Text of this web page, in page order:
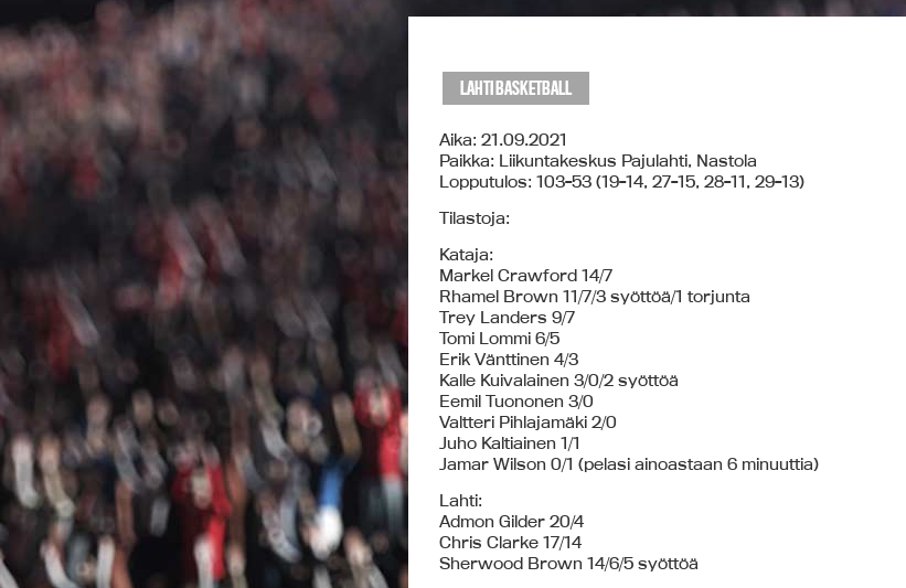
LAHTI BASKETBALL
Aika: 21.09.2021
Paikka: Liikuntakeskus Pajulahti, Nastola
Lopputulos: 103-53 (19-14, 27-15, 28-11, 29-13)
Tilastoja:
Kataja:
Markel Crawford 14/7
Rhamel Brown 11/7/3 syöttöä/1 torjunta
Trey Landers 9/7
Tomi Lommi 6/5
Erik Vänttinen 4/3
Kalle Kuivalainen 3/0/2 syöttöä
Eemil Tuononen 3/0
Valtteri Pihlajamäki 2/0
Juho Kaltiainen 1/1
Jamar Wilson 0/1 (pelasi ainoastaan 6 minuuttia)
Lahti:
Admon Gilder 20/4
Chris Clarke 17/14
Sherwood Brown 14/6/5 syöttöä